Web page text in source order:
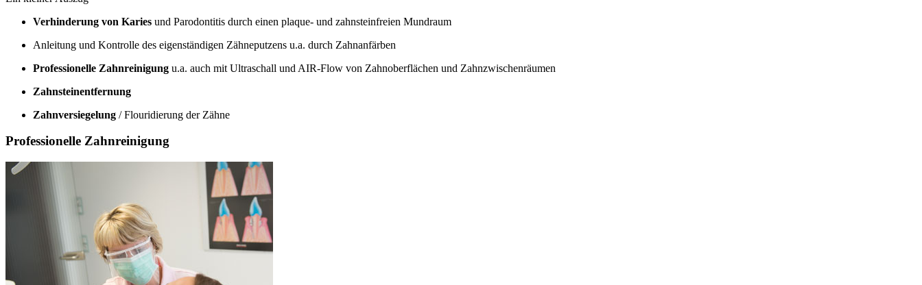
Verhinderung von Karies und Parodontitis durch einen plaque- und zahnsteinfreien Mundraum
Anleitung und Kontrolle des eigenständigen Zähneputzens u.a. durch Zahnanfärben
Professionelle Zahnreinigung u.a. auch mit Ultraschall und AIR-Flow von Zahnoberflächen und Zahnzwischenräumen
Zahnsteinentfernung
Zahnversiegelung / Flouridierung der Zähne
Professionelle Zahnreinigung